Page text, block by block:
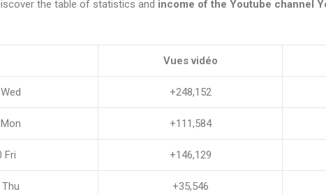
the table of statistics and income of the Youtube channel
Vues vidéo
Wed +248,152
Mon +111,584
Fri +146,129
Thu +35,546